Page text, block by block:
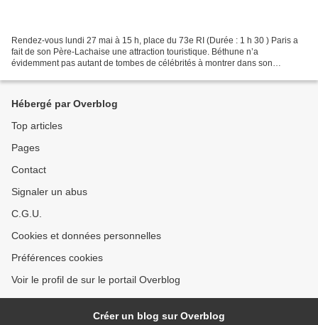
Rendez-vous lundi 27 mai à 15 h, place du 73e RI (Durée : 1 h 30 ) Paris a
fait de son Père-Lachaise une attraction touristique. Béthune n’a
évidemment pas autant de tombes de célébrités à montrer dans son
Hébergé par Overblog
Top articles
Pages
Contact
Signaler un abus
C.G.U.
Cookies et données personnelles
Préférences cookies
Voir le profil de sur le portail Overblog
Créer un blog sur Overblog